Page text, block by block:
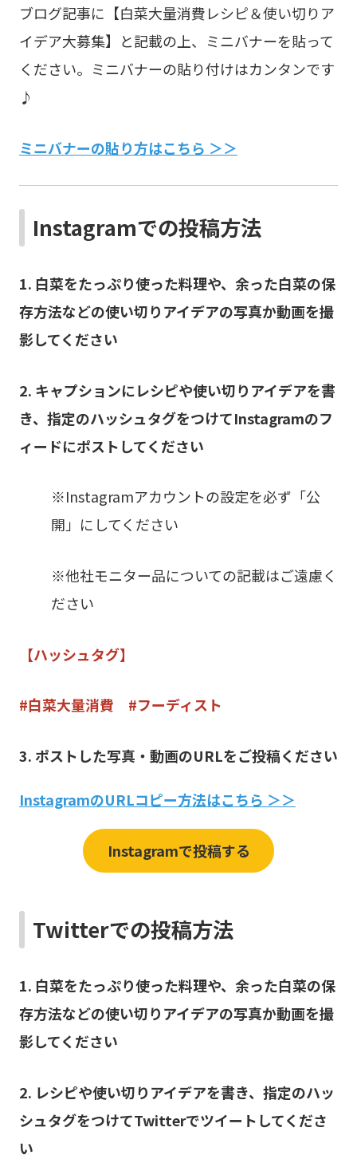
ブログ記事に【白菜大量消費レシピ＆使い切りア
イデア大募集】と記載の上、ミニバナーを貼って
ください。ミニバナーの貼り付けはカンタンです
♪
ミニバナーの貼り方はこちら ＞＞
Instagramでの投稿方法
1. 白菜をたっぷり使った料理や、余った白菜の保
存方法などの使い切りアイデアの写真か動画を撮
影してください
2. キャプションにレシピや使い切りアイデアを書
き、指定のハッシュタグをつけてInstagramのフ
ィードにポストしてください
※Instagramアカウントの設定を必ず「公
開」にしてください
※他社モニター品についての記載はご遠慮く
ださい
【ハッシュタグ】
#白菜大量消費 #フーディスト
3. ポストした写真・動画のURLをご投稿ください
InstagramのURLコピー方法はこちら ＞＞
Instagramで投稿する
Twitterでの投稿方法
1. 白菜をたっぷり使った料理や、余った白菜の保
存方法などの使い切りアイデアの写真か動画を撮
影してください
2. レシピや使い切りアイデアを書き、指定のハッ
シュタグをつけてTwitterでツイートしてくださ
い